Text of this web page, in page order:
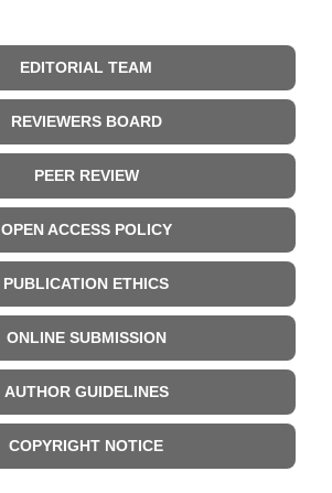
EDITORIAL TEAM
REVIEWERS BOARD
PEER REVIEW
OPEN ACCESS POLICY
PUBLICATION ETHICS
ONLINE SUBMISSION
AUTHOR GUIDELINES
COPYRIGHT NOTICE